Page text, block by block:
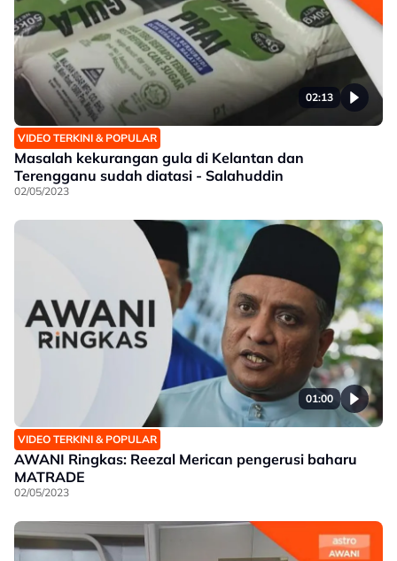
02:13
VIDEO TERKINI & POPULAR
Masalah kekurangan gula di Kelantan dan
Terengganu sudah diatasi - Salahuddin
02/05/2023
01:00
VIDEO TERKINI & POPULAR
AWANI Ringkas: Reezal Merican pengerusi baharu
MATRADE
02/05/2023